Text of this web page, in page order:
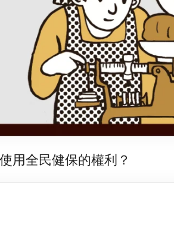
用全民健保的權利？